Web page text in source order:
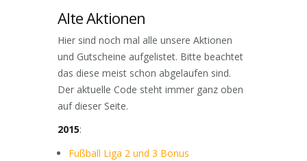
Alte Aktionen
Hier sind noch mal alle unsere Aktionen
und Gutscheine aufgelistet. Bitte beachtet
das diese meist schon abgelaufen sind.
Der aktuelle Code steht immer ganz oben
auf dieser Seite.
2015:
Fußball Liga 2 und 3 Bonus